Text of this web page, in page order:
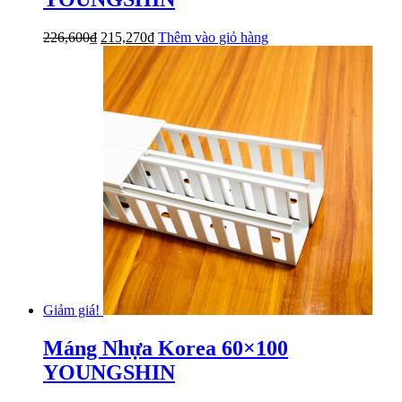
226,600₫ Giá
là:
226,600₫.
215,270₫Giá
hiện
tại
là:
215,270₫.
Thêm vào giỏ hàng
Giảm giá!
Máng Nhựa Korea 60×100
YOUNGSHIN